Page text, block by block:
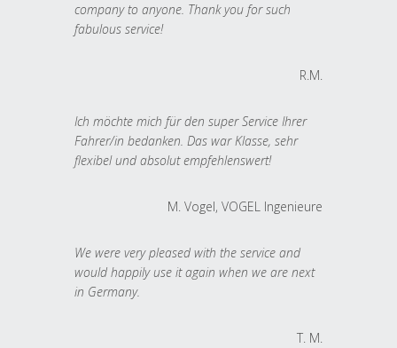
company to anyone. Thank you for such
fabulous service!
R.M.
Ich möchte mich für den super Service Ihrer
Fahrer/in bedanken. Das war Klasse, sehr
flexibel und absolut empfehlenswert!
M. Vogel, VOGEL Ingenieure
We were very pleased with the service and
would happily use it again when we are next
in Germany.
T. M.